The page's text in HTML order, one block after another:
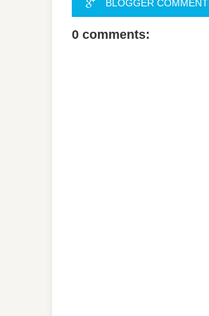
BLOGGER COMMENT
0 comments: